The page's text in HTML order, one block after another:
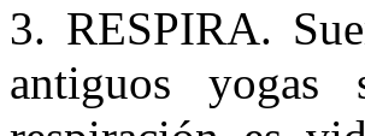
3. RESPIRA.
antiguos